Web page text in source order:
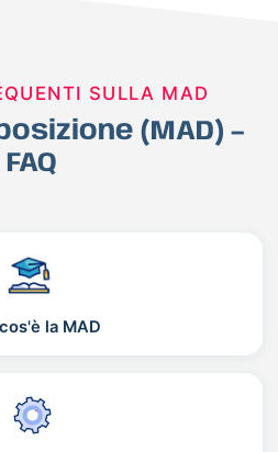
SULLA MAD
(MAD) –
FAQ
la MAD